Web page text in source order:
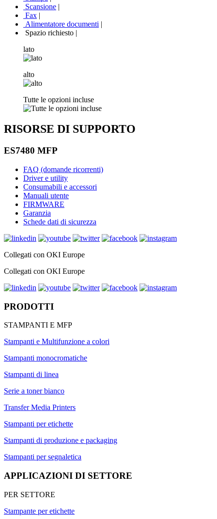
Scansione |
Fax |
Alimentatore documenti |
Spazio richiesto |
lato
alto
Tutte le opzioni incluse
RISORSE DI SUPPORTO
ES7480 MFP
FAQ (domande ricorrenti)
Driver e utility
Consumabili e accessori
Manuali utente
FIRMWARE
Garanzia
Schede dati di sicurezza
Collegati con OKI Europe
Collegati con OKI Europe
PRODOTTI
STAMPANTI E MFP
Stampanti e Multifunzione a colori
Stampanti monocromatiche
Stampanti di linea
Serie a toner bianco
Transfer Media Printers
Stampanti per etichette
Stampanti di produzione e packaging
Stampanti per segnaletica
APPLICAZIONI DI SETTORE
PER SETTORE
Stampante per etichette